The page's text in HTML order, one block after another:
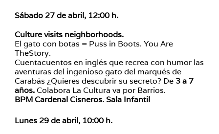
Sábado 27 de abril, 12:00 h.
Culture visits neighborhoods.
El gato con botas = Puss in Boots. You Are
TheStory.
Cuentacuentos en inglés que recrea con humor las
aventuras del ingenioso gato del marqués de
Carabás ¿Quieres descubrir su secreto? De 3 a 7
años. Colabora La Cultura va por Barrios.
BPM Cardenal Cisneros. Sala Infantil
Lunes 29 de abril, 10:00 h.